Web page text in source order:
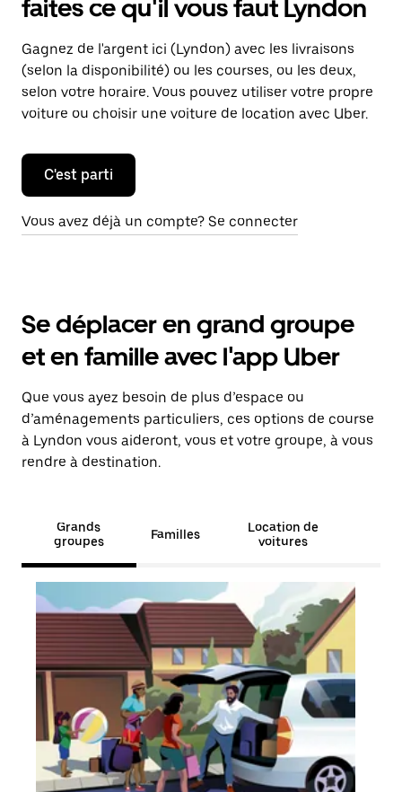
faites ce qu'il vous faut Lyndon
Gagnez de l'argent ici (Lyndon) avec les livraisons
(selon la disponibilité) ou les courses, ou les deux,
selon votre horaire. Vous pouvez utiliser votre propre
voiture ou choisir une voiture de location avec Uber.
C'est parti
Vous avez déjà un compte? Se connecter
Se déplacer en grand groupe
et en famille avec l'app Uber
Que vous ayez besoin de plus d’espace ou
d’aménagements particuliers, ces options de course
à Lyndon vous aideront, vous et votre groupe, à vous
rendre à destination.
Grands
groupes
Familles
Location de
voitures